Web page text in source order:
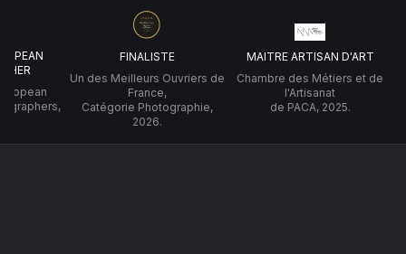
MAITRE ARTISAN D'ART
Chambre des Métiers et de
l'Artisanat
de PACA, 2025.
FINALISTE
Un des Meilleurs Ouvriers de
France,
Catégorie Photographie,
2026.